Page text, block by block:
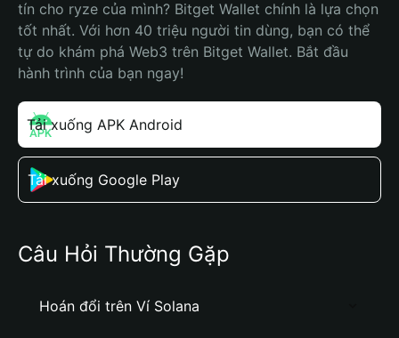
tín cho ryze của mình? Bitget Wallet chính là lựa chọn
tốt nhất. Với hơn 40 triệu người tin dùng, bạn có thể
tự do khám phá Web3 trên Bitget Wallet. Bắt đầu
hành trình của bạn ngay!
Tải xuống APK Android
Tải xuống Google Play
Câu Hỏi Thường Gặp
Hoán đổi trên Ví Solana